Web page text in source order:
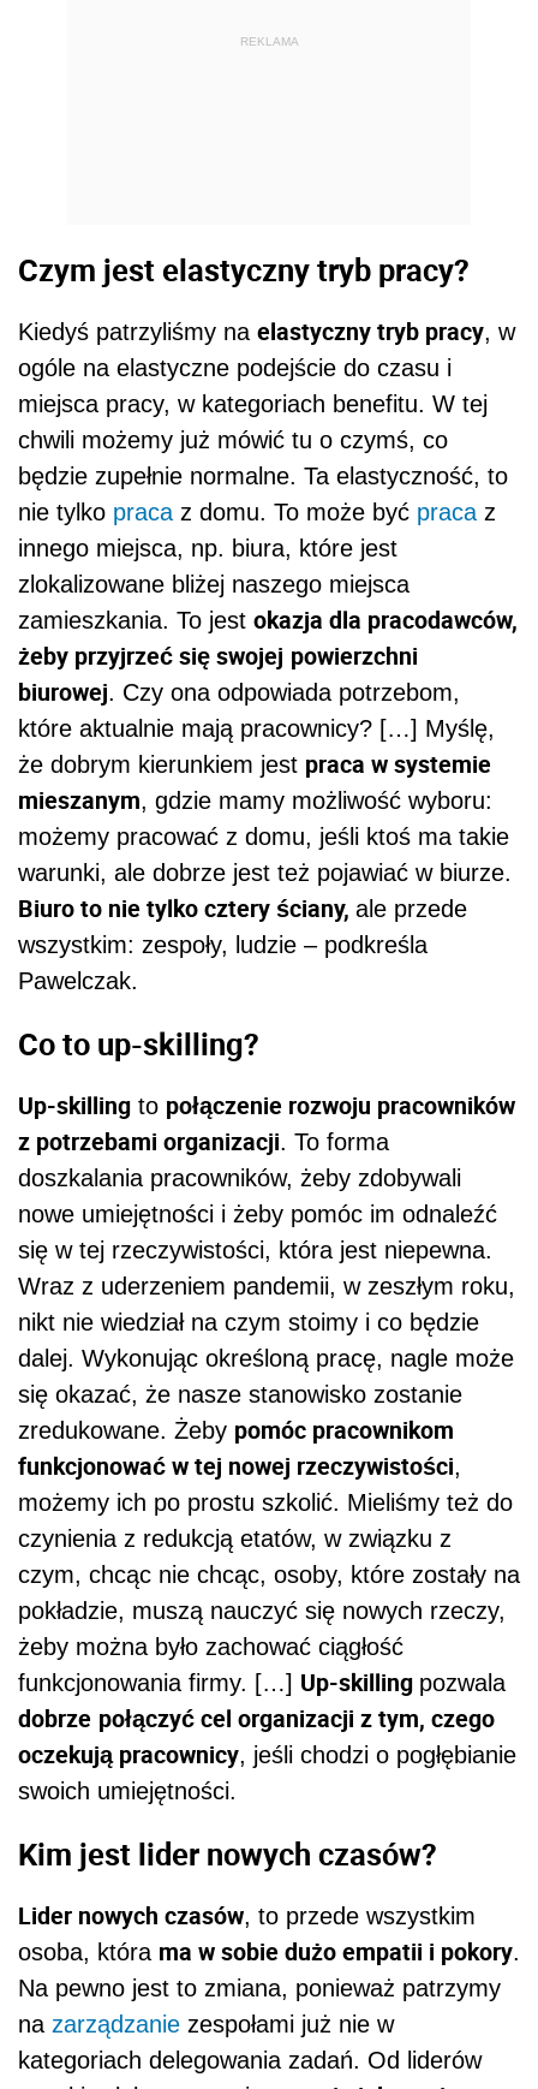
REKLAMA
Czym jest elastyczny tryb pracy?
Kiedyś patrzyliśmy na elastyczny tryb pracy, w
ogóle na elastyczne podejście do czasu i
miejsca pracy, w kategoriach benefitu. W tej
chwili możemy już mówić tu o czymś, co
będzie zupełnie normalne. Ta elastyczność, to
nie tylko praca z domu. To może być praca z
innego miejsca, np. biura, które jest
zlokalizowane bliżej naszego miejsca
zamieszkania. To jest okazja dla pracodawców,
żeby przyjrzeć się swojej powierzchni
biurowej. Czy ona odpowiada potrzebom,
które aktualnie mają pracownicy? […] Myślę,
że dobrym kierunkiem jest praca w systemie
mieszanym, gdzie mamy możliwość wyboru:
możemy pracować z domu, jeśli ktoś ma takie
warunki, ale dobrze jest też pojawiać w biurze.
Biuro to nie tylko cztery ściany, ale przede
wszystkim: zespoły, ludzie – podkreśla
Pawelczak.
Co to up-skilling?
Up-skilling to połączenie rozwoju pracowników
z potrzebami organizacji. To forma
doszkalania pracowników, żeby zdobywali
nowe umiejętności i żeby pomóc im odnaleźć
się w tej rzeczywistości, która jest niepewna.
Wraz z uderzeniem pandemii, w zeszłym roku,
nikt nie wiedział na czym stoimy i co będzie
dalej. Wykonując określoną pracę, nagle może
się okazać, że nasze stanowisko zostanie
zredukowane. Żeby pomóc pracownikom
funkcjonować w tej nowej rzeczywistości,
możemy ich po prostu szkolić. Mieliśmy też do
czynienia z redukcją etatów, w związku z
czym, chcąc nie chcąc, osoby, które zostały na
pokładzie, muszą nauczyć się nowych rzeczy,
żeby można było zachować ciągłość
funkcjonowania firmy. […] Up-skilling pozwala
dobrze połączyć cel organizacji z tym, czego
oczekują pracownicy, jeśli chodzi o pogłębianie
swoich umiejętności.
Kim jest lider nowych czasów?
Lider nowych czasów, to przede wszystkim
osoba, która ma w sobie dużo empatii i pokory.
Na pewno jest to zmiana, ponieważ patrzymy
na zarządzanie zespołami już nie w
kategoriach delegowania zadań. Od liderów